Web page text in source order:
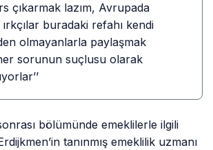
çıkarmak lazım, Avrupada
ırkçılar buradaki refahı kendi
olmayanlarla paylaşmak
sorunun suçlusu olarak
bölümünde emeklilerle ilgili
tanınmış emeklilik uzmanı